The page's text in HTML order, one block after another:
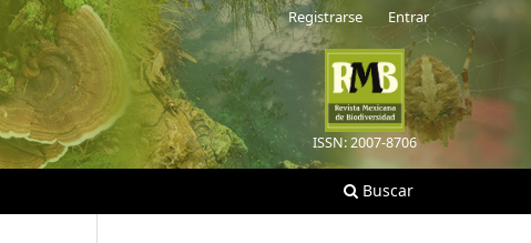
ISSN: 2007-8706
Buscar
Registrarse Entrar